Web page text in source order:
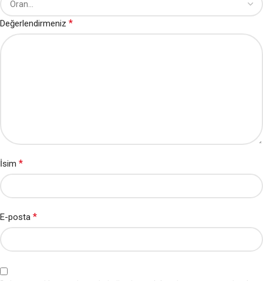
Değerlendirmeniz *
İsim *
E-posta *